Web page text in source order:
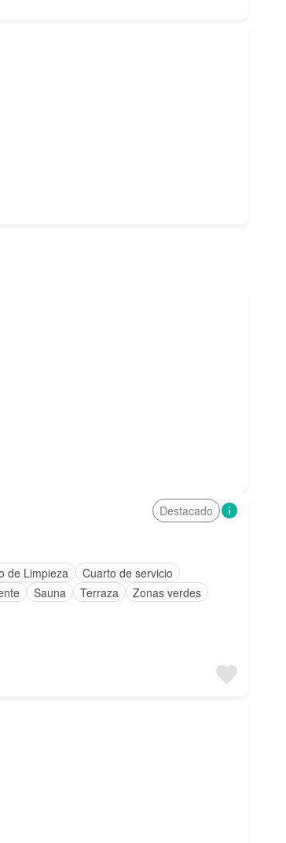
Destacado
de Limpieza
Cuarto de servicio
Sauna Terraza
Zonas verdes